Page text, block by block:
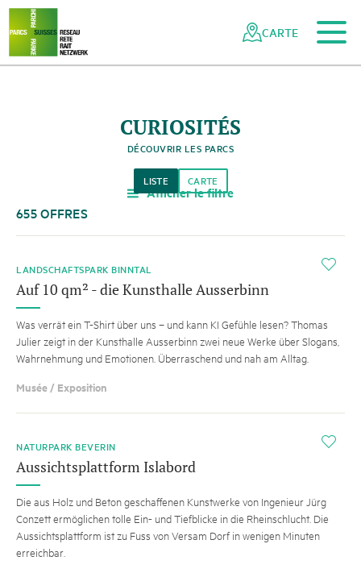
Naviguer
dans
réseau
Navigation
rapide
Vers le contenu principal
Vers la navigation mobile
Vers la recherche
Vers la zone des pieds
Vers le plan du site
CARTE
CURIOSITÉS
DÉCOUVRIR LES PARCS
a Afficher le filtre
LISTE CARTE
655 OFFRES
i
LANDSCHAFTSPARK BINNTAL
Auf 10 qm² - die Kunsthalle Ausserbinn
Was verrät ein T-Shirt über uns – und kann KI Gefühle lesen? Thomas
Julier zeigt in der Kunsthalle Ausserbinn zwei neue Werke über Slogans,
Wahrnehmung und Emotionen. Überraschend und nah am Alltag.
Musée / Exposition
i
NATURPARK BEVERIN
Aussichtsplattform Islabord
Die aus Holz und Beton geschaffenen Kunstwerke von Ingenieur Jürg
Conzett ermöglichen tolle Ein- und Tiefblicke in die Rheinschlucht. Die
Aussichtsplattform ist zu Fuss von Versam Dorf in wenigen Minuten
erreichbar.